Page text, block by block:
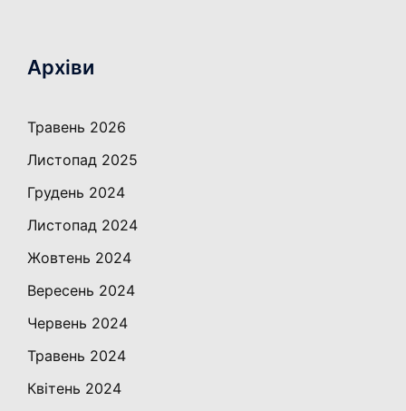
Архіви
Травень 2026
Листопад 2025
Грудень 2024
Листопад 2024
Жовтень 2024
Вересень 2024
Червень 2024
Травень 2024
Квітень 2024